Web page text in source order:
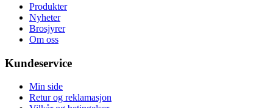
Produkter
Nyheter
Brosjyrer
Om oss
Kundeservice
Min side
Retur og reklamasjon